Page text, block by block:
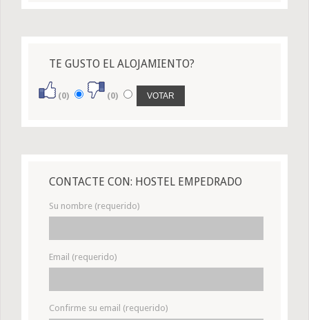
TE GUSTO EL ALOJAMIENTO?
(0) (0)
CONTACTE CON: HOSTEL EMPEDRADO
Su nombre (requerido)
Email (requerido)
Confirme su email (requerido)